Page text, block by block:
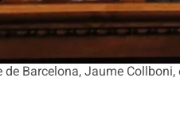
de Barcelona, Jaume